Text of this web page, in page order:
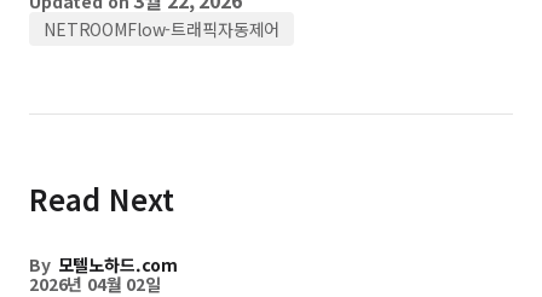
NETROOMFlow-트래픽자동제어
Read Next
By 모텔노하드.com
2026년 04월 02일